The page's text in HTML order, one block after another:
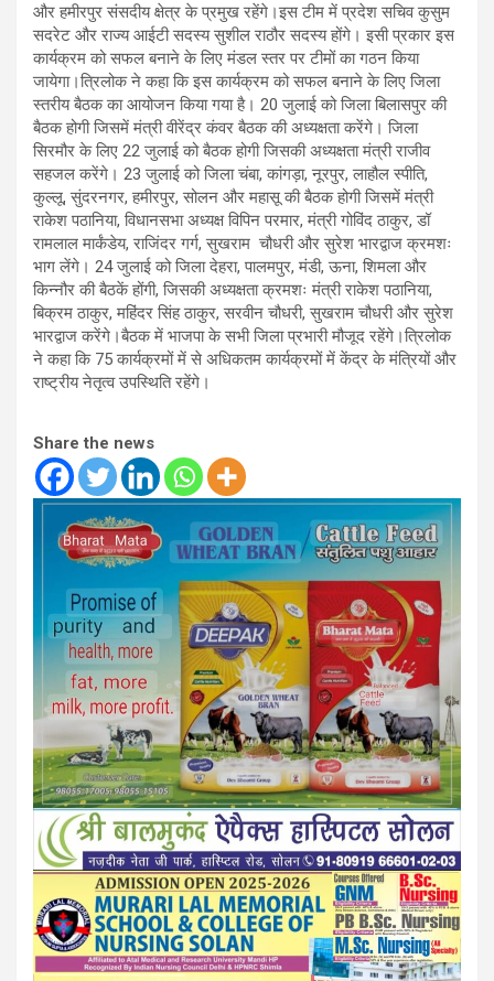
और हमीरपुर संसदीय क्षेत्र के प्रमुख रहेंगे।इस टीम में प्रदेश सचिव कुसुम
सदरेट और राज्य आईटी सदस्य सुशील राठौर सदस्य होंगे। इसी प्रकार इस
कार्यक्रम को सफल बनाने के लिए मंडल स्तर पर टीमों का गठन किया
जायेगा।त्रिलोक ने कहा कि इस कार्यक्रम को सफल बनाने के लिए जिला
स्तरीय बैठक का आयोजन किया गया है। 20 जुलाई को जिला बिलासपुर की
बैठक होगी जिसमें मंत्री वीरेंद्र कंवर बैठक की अध्यक्षता करेंगे। जिला
सिरमौर के लिए 22 जुलाई को बैठक होगी जिसकी अध्यक्षता मंत्री राजीव
सहजल करेंगे। 23 जुलाई को जिला चंबा, कांगड़ा, नूरपुर, लाहौल स्पीति,
कुल्लू, सुंदरनगर, हमीरपुर, सोलन और महासू की बैठक होगी जिसमें मंत्री
राकेश पठानिया, विधानसभा अध्यक्ष विपिन परमार, मंत्री गोविंद ठाकुर, डॉ
रामलाल मार्कंडेय, राजिंदर गर्ग, सुखराम चौधरी और सुरेश भारद्वाज क्रमशः
भाग लेंगे। 24 जुलाई को जिला देहरा, पालमपुर, मंडी, ऊना, शिमला और
किन्नौर की बैठकें होंगी, जिसकी अध्यक्षता क्रमशः मंत्री राकेश पठानिया,
बिक्रम ठाकुर, महिंदर सिंह ठाकुर, सरवीन चौधरी, सुखराम चौधरी और सुरेश
भारद्वाज करेंगे।बैठक में भाजपा के सभी जिला प्रभारी मौजूद रहेंगे।त्रिलोक
ने कहा कि 75 कार्यक्रमों में से अधिकतम कार्यक्रमों में केंद्र के मंत्रियों और
राष्ट्रीय नेतृत्व उपस्थिति रहेंगे।
Share the news